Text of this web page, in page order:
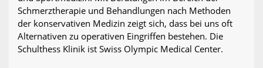
Schmerztherapie und Behandlungen nach Methoden
der konservativen Medizin zeigt sich, dass bei uns oft
Alternativen zu operativen Eingriffen bestehen. Die
Schulthess Klinik ist Swiss Olympic Medical Center.